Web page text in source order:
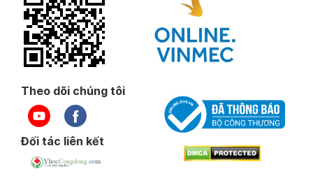
Theo dõi chúng tôi
Đối tác liên kết